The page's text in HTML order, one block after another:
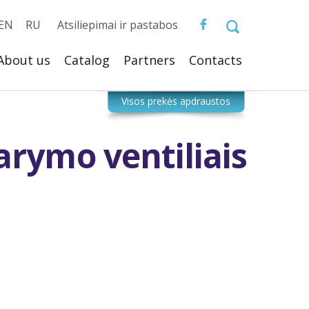
Atsiliepimai ir pastabos
RU
us Catalog Partners Сontacts
ventiliais